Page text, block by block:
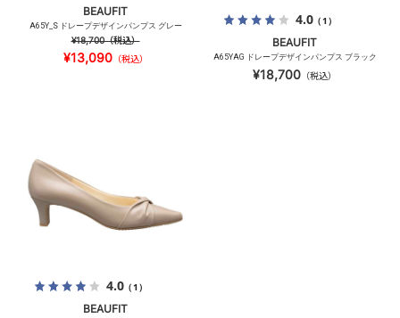
BEAUFIT
A65Y_S ドレープデザインパンプス グレー
¥18,700（税込）
¥13,090（税込）
4.0（1）
BEAUFIT
A65YAG ドレープデザインパンプス ブラック
¥18,700 （税込）
4.0（1）
BEAUFIT